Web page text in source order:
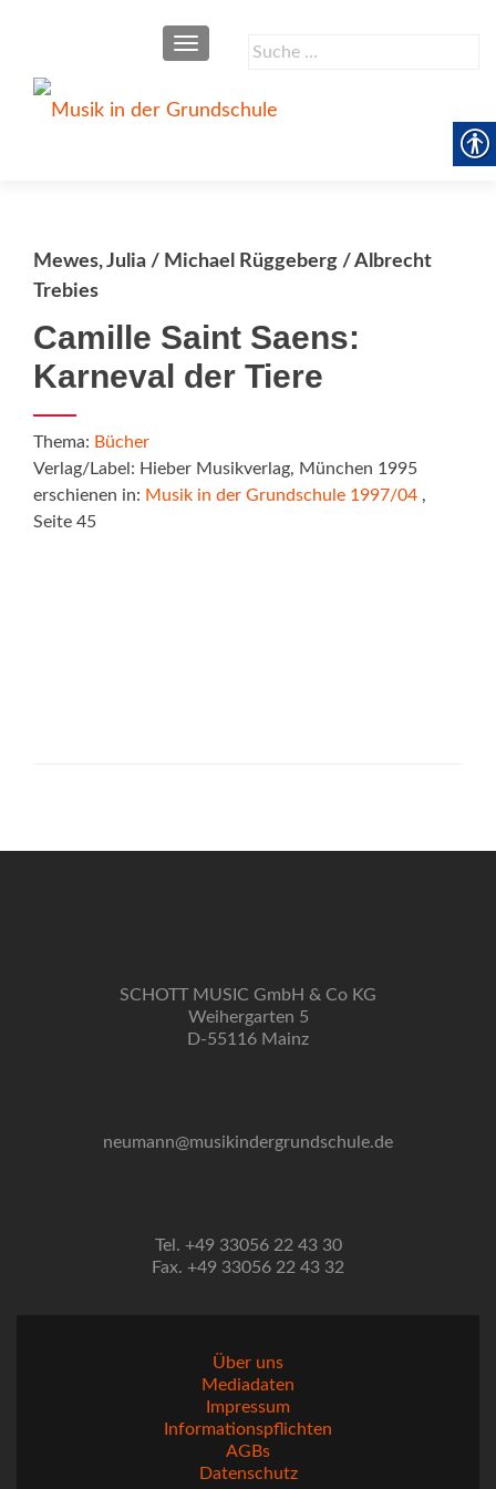
Suche
SCHALTE NAVIGATION
Mewes, Julia / Michael Rüggeberg / Albrecht
Trebies
Camille Saint Saens:
Karneval der Tiere
Thema: Bücher
Verlag/Label: Hieber Musikverlag, München 1995
erschienen in: Musik in der Grundschule 1997/04 ,
Seite 45
SCHOTT MUSIC GmbH & Co KG
Weihergarten 5
D-55116 Mainz
neumann@musikindergrundschule.de
Tel. +49 33056 22 43 30
Fax. +49 33056 22 43 32
Über uns
Mediadaten
Impressum
Informationspflichten
AGBs
Datenschutz